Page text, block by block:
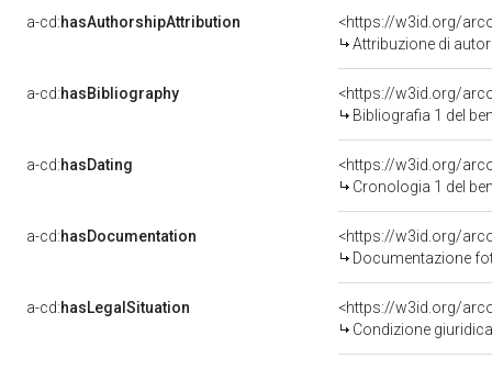
a-cd:hasAuthorshipAttribution
<https://w3id.org/
Attribuzione di
a-cd:hasBibliography
<https://w3id.org/
Bibliografia 1 del
a-cd:hasDating
<https://w3id.org/
Cronologia 1 del
a-cd:hasDocumentation
Documentazione
a-cd:hasLegalSituation
Condizione